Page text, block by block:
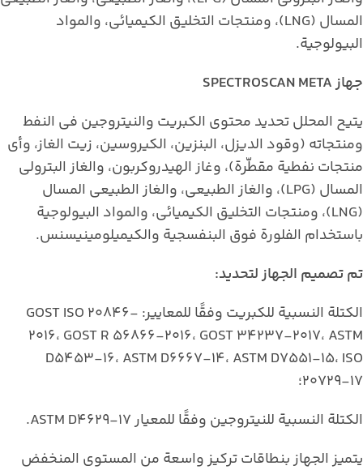
المسال (LNG)، ومنتجات التخليق الكيميائي، والمواد
البيولوجية.
جهاز SPECTROSCAN META
يتيح المحلل تحديد محتوى الكبريت والنيتروجين في النفط
ومنتجاته (وقود الديزل، البنزين، الكيروسين، زيت الغاز، وأي
منتجات نفطية مقطّرة)، وغاز الهيدروكربون، والغاز البترولي
المسال (LPG)، والغاز الطبيعي، والغاز الطبيعي المسال
(LNG)، ومنتجات التخليق الكيميائي، والمواد البيولوجية
باستخدام الفلورة فوق البنفسجية والكيميلومينيسنس.
تم تصميم الجهاز لتحديد:
الكتلة النسبية للكبريت وفقًا للمعايير: GOST ISO 20846-
2016، GOST R 56866-2016، GOST 34237-2017، ASTM
D5453-16، ASTM D6667-14، ASTM D7551-15، ISO
20729-17؛
الكتلة النسبية للنيتروجين وفقًا للمعيار ASTM D4629-17.
يتميز الجهاز بنطاقات تركيز واسعة من المستوى المنخفض